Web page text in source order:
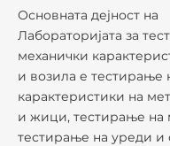
Основната дејност на
Лабораторијата за
механички
и возила е тестирање
карактеристики на
и жици, тестирање
тестирање на уреди и